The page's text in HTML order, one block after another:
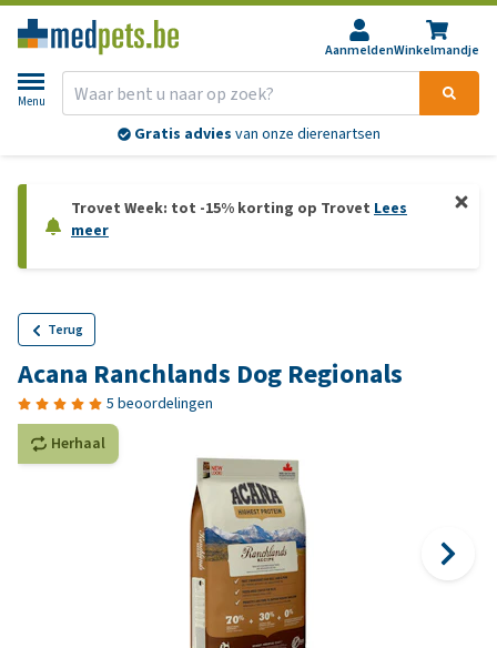
AanmeldenWinkelmandje
Menu
Gratis advies van onze dierenartsen
Trovet Week: tot -15% korting op Trovet Lees
meer
Terug
Acana Ranchlands Dog Regionals
5 beoordelingen
Herhaal